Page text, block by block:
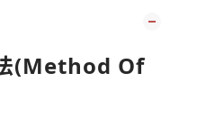
(Method Of